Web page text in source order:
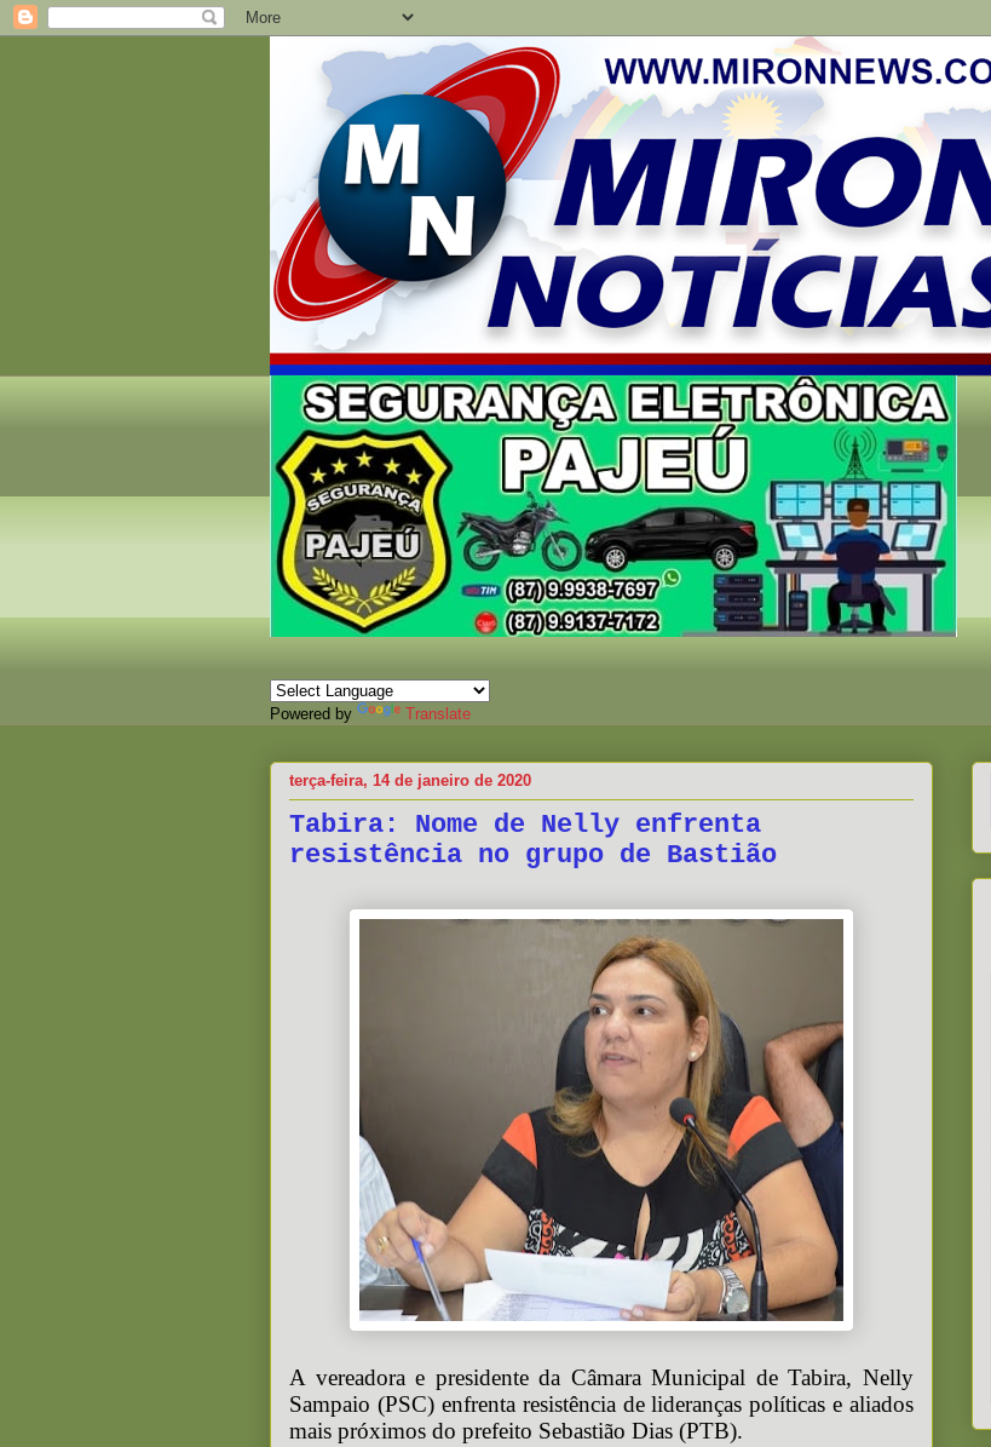
Powered by Translate
terça-feira, 14 de janeiro de 2020
Tabira: Nome de Nelly enfrenta
resistência no grupo de Bastião
A vereadora e presidente da Câmara Municipal de Tabira, Nelly
Sampaio (PSC) enfrenta resistência de lideranças políticas e aliados
mais próximos do prefeito Sebastião Dias (PTB).